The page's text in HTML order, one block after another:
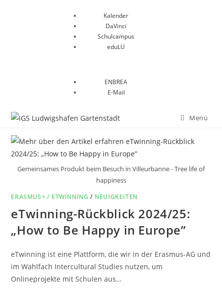
Kalender
DaVinci
Schulcampus
eduLU
ENBREA
E-Mail
Menü
Gemeinsames Produkt beim Besuch in Villeurbanne - Tree life of
happiness
ERASMUS+ / ETWINNING / NEUIGKEITEN
eTwinning-Rückblick 2024/25:
„How to Be Happy in Europe”
eTwinning ist eine Plattform, die wir in der Erasmus-AG und
im Wahlfach Intercultural Studies nutzen, um
Onlineprojekte mit Schulen aus…